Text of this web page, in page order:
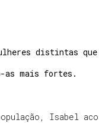
distintas que
as mais fortes.
Isabel